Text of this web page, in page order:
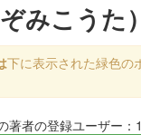
みこうた）
下に表示された緑色の
著者の登録ユーザー：